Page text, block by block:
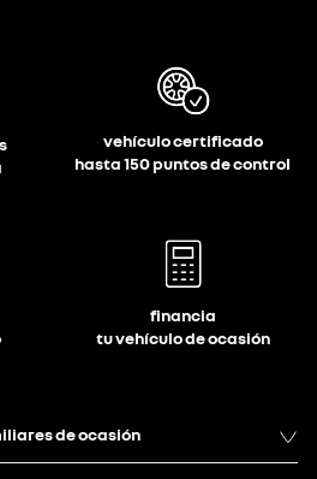
vehículo certificado
hasta 150 puntos de control
financia
tu vehículo de ocasión
de ocasión